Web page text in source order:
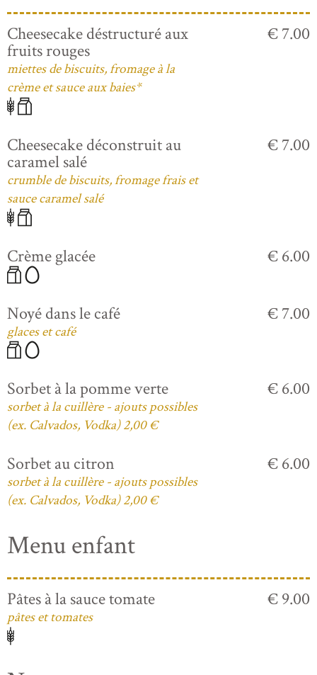
Cheesecake déstructuré aux
fruits rouges
miettes de biscuits, fromage à la
crème et sauce aux baies*
€ 7.00
Cheesecake déconstruit au
caramel salé
crumble de biscuits, fromage frais et
sauce caramel salé
€ 7.00
Crème glacée € 6.00
Noyé dans le café
glaces et café
€ 7.00
Sorbet à la pomme verte
sorbet à la cuillère - ajouts possibles
(ex. Calvados, Vodka) 2,00 €
€ 6.00
Sorbet au citron
sorbet à la cuillère - ajouts possibles
(ex. Calvados, Vodka) 2,00 €
€ 6.00
Menu enfant
Pâtes à la sauce tomate
pâtes et tomates
€ 9.00